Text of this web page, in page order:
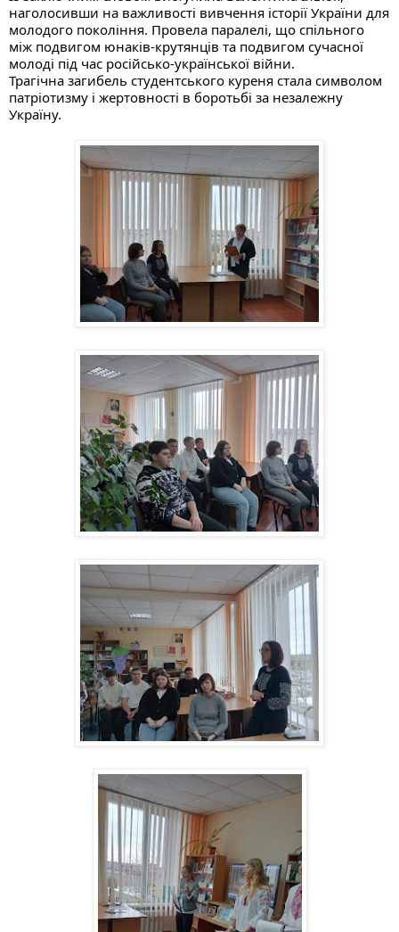
наголосивши на важливості вивчення історії України для
молодого покоління. Провела паралелі, що спільного
між подвигом юнаків-крутянців та подвигом сучасної
молоді під час російсько-української війни.
Трагічна загибель студентського куреня стала символом
патріотизму і жертовності в боротьбі за незалежну
Україну.